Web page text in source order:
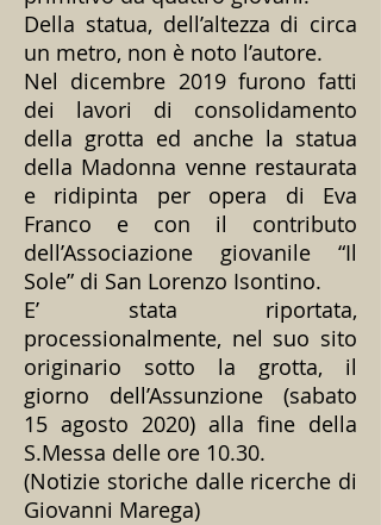
Della statua, dell’altezza di circa
un metro, non è noto l’autore.
Nel dicembre 2019 furono fatti
dei lavori di consolidamento
della grotta ed anche la statua
della Madonna venne restaurata
e ridipinta per opera di Eva
Franco e con il contributo
dell’Associazione giovanile “Il
Sole” di San Lorenzo Isontino.
E’ stata riportata,
processionalmente, nel suo sito
originario sotto la grotta, il
giorno dell’Assunzione (sabato
15 agosto 2020) alla fine della
S.Messa delle ore 10.30.
(Notizie storiche dalle ricerche di
Giovanni Marega)